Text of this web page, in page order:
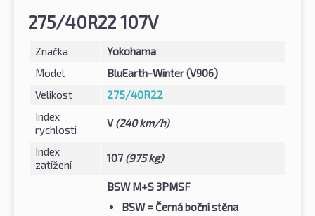
275/40R22 107V
Značka
Yokohama
Model
BluEarth-Winter (V906)
Velikost
275/40R22
Index
rychlosti
V(240 km/h)
Index
zatížení
107 (975 kg)
BSW M+S 3PMSF
BSW= Černá boční stěna